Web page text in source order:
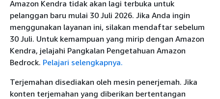
Amazon Kendra tidak akan lagi terbuka untuk
pelanggan baru mulai 30 Juli 2026. Jika Anda ingin
menggunakan layanan ini, silakan mendaftar sebelum
30 Juli. Untuk kemampuan yang mirip dengan Amazon
Kendra, jelajahi Pangkalan Pengetahuan Amazon
Bedrock. Pelajari selengkapnya.
Terjemahan disediakan oleh mesin penerjemah. Jika
konten terjemahan yang diberikan bertentangan